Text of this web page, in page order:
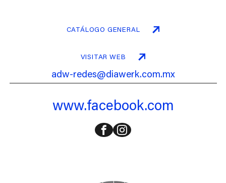
CATÁLOGO GENERAL
VISITAR WEB
adw-redes@diawerk.com.mx
www.facebook.com